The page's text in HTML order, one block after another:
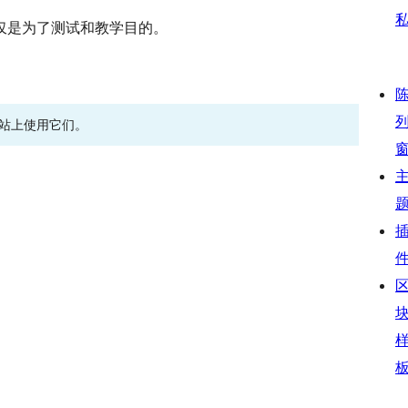
为了测试和教学目的。
上使用它们。